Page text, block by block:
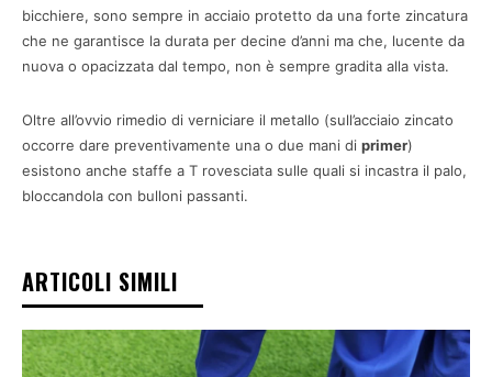
bicchiere, sono sempre in acciaio protetto da una forte zincatura
che ne garantisce la durata per decine d’anni ma che, lucente da
nuova o opacizzata dal tempo, non è sempre gradita alla vista.
Oltre all’ovvio rimedio di verniciare il metallo (sull’acciaio zincato
occorre dare preventivamente una o due mani di primer)
esistono anche staffe a T rovesciata sulle quali si incastra il palo,
bloccandola con bulloni passanti.
ARTICOLI SIMILI